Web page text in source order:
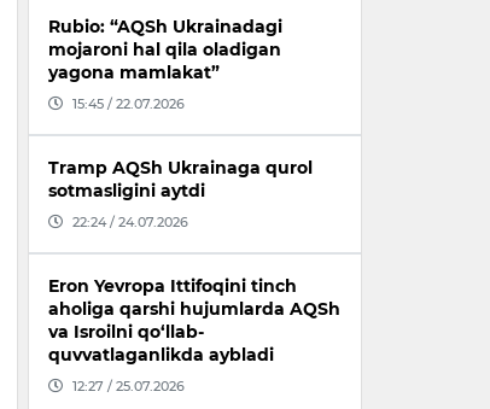
Rubio: “AQSh Ukrainadagi
mojaroni hal qila oladigan
yagona mamlakat”
15:45 / 22.07.2026
Tramp AQSh Ukrainaga qurol
sotmasligini aytdi
22:24 / 24.07.2026
Eron Yevropa Ittifoqini tinch
aholiga qarshi hujumlarda AQSh
va Isroilni qo‘llab-
quvvatlaganlikda aybladi
12:27 / 25.07.2026